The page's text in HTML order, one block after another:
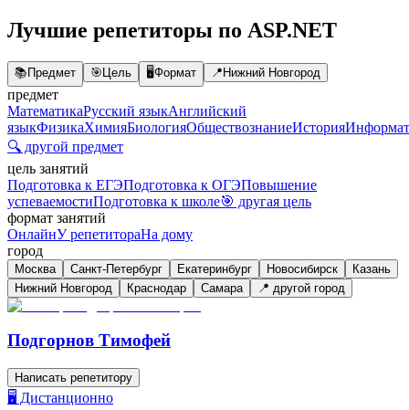
Лучшие репетиторы по ASP.NET
📚Предмет 🎯Цель 🖥️Формат 📍Нижний Новгород
предмет
МатематикаРусский языкАнглийский
языкФизикаХимияБиологияОбществознаниеИстория
🔍 другой предмет
цель занятий
Подготовка к ЕГЭПодготовка к ОГЭПовышение
успеваемостиПодготовка к школе🎯 другая цель
формат занятий
ОнлайнУ репетитораНа дому
город
Москва Санкт-Петербург Екатеринбург Новосибирск
Казань
Нижний Новгород
Краснодар Самара 📍 другой город
Подгорнов Тимофей
Написать репетитору
🖥️ Дистанционно